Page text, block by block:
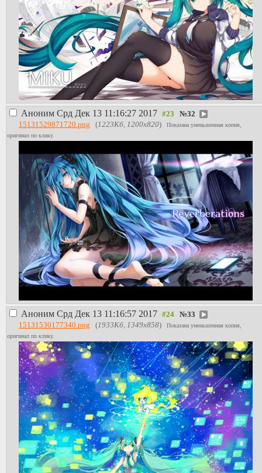
Аноним Срд Дек 13 11:16:27 2017 №32
15131529871720.png (1223Кб, 1200x820)
Показана уменьшенная копия,
оригинал по клику.
Аноним Срд Дек 13 11:16:57 2017 №33
15131530177340.png (1933Кб, 1349x858)
Показана уменьшенная копия,
оригинал по клику.